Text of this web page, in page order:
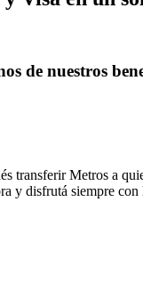
de nuestros
transferir Metros a
y disfrutá siempre con